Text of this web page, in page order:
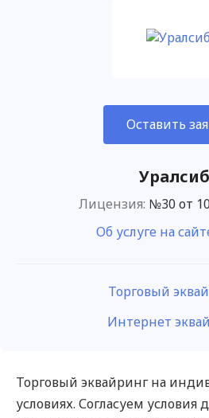
Уралсиб
Лицензия: №30 от
Об услуге на
Оставить
Торговый
Интернет
Торговый эквайринг на
условиях. Согласуем условия